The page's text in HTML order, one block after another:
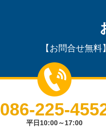
【お問合せ無
086-225-
平日10:00～17:00